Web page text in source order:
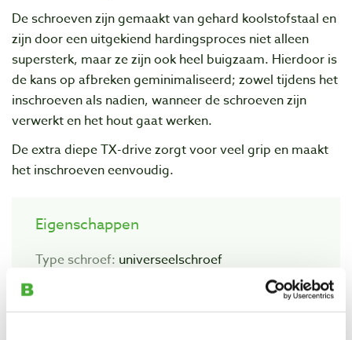
De schroeven zijn gemaakt van gehard koolstofstaal en
zijn door een uitgekiend hardingsproces niet alleen
supersterk, maar ze zijn ook heel buigzaam. Hierdoor is
de kans op afbreken geminimaliseerd; zowel tijdens het
inschroeven als nadien, wanneer de schroeven zijn
verwerkt en het hout gaat werken.
De extra diepe TX-drive zorgt voor veel grip en maakt
het inschroeven eenvoudig.
Eigenschappen
Type schroef: universeelschroef
Materiaal:gehard koolstofstaal